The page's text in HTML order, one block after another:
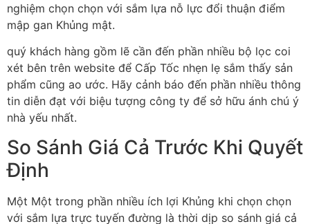
nghiệm chọn chọn với sắm lựa nỗ lực đổi thuận điểm
mập gan Khủng mật.
quý khách hàng gồm lẽ cần đến phần nhiều bộ lọc coi
xét bên trên website để Cấp Tốc nhẹn lẹ sắm thấy sản
phẩm cũng ao ước. Hãy cảnh báo đến phần nhiều thông
tin diễn đạt với biệu tượng công ty để sở hữu ánh chú ý
nhà yếu nhất.
So Sánh Giá Cả Trước Khi Quyết
Định
Một Một trong phần nhiều ích lợi Khủng khi chọn chọn
với sắm lựa trực tuyến đường là thời dịp so sánh giá cả